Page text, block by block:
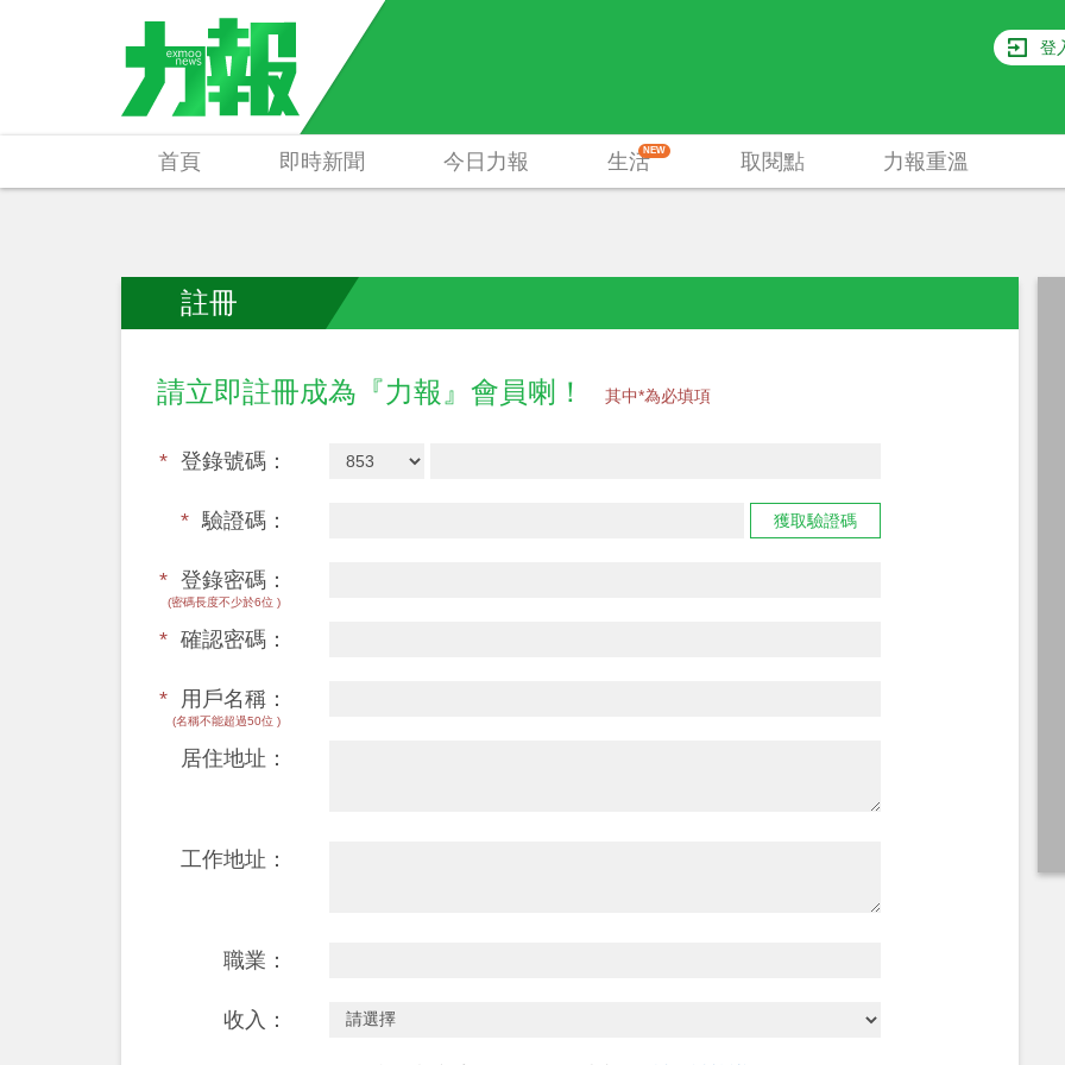
登
首頁 即時新聞 今日力報 生活NEW 取閱點 力報重溫
註冊
請立即註冊成為『力報』會員喇！ 其中*為必填項
* 登錄號碼：
* 驗證碼： 獲取驗證碼
* 登錄密碼：
(密碼長度不少於6位 )
* 確認密碼：
* 用戶名稱：
(名稱不能超過50位 )
居住地址：
工作地址：
職業：
收入：